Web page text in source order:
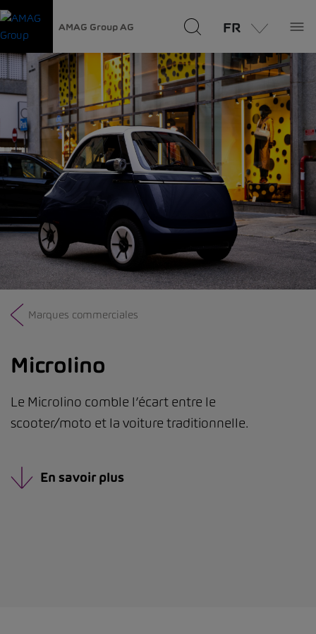
AMAG Group AG FR
Marques commerciales
Microlino
Le Microlino comble l’écart entre le
scooter/moto et la voiture traditionnelle.
En savoir plus